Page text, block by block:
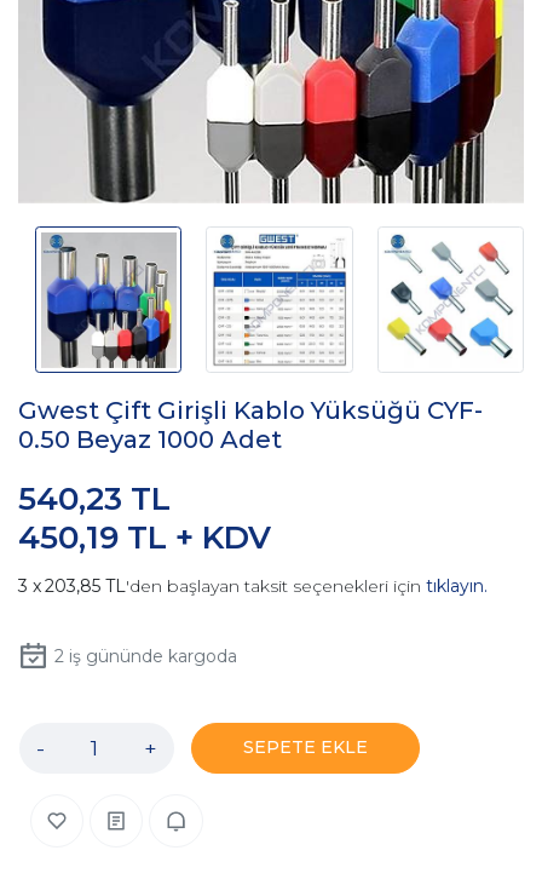
Gwest Çift Girişli Kablo Yüksüğü CYF-
0.50 Beyaz 1000 Adet
450,19 TL + KDV
540,23 TL
203,85 TL'den başlayan taksit seçenekleri için tıklayın.
2iş gününde kargoda
- + SEPETE EKLE